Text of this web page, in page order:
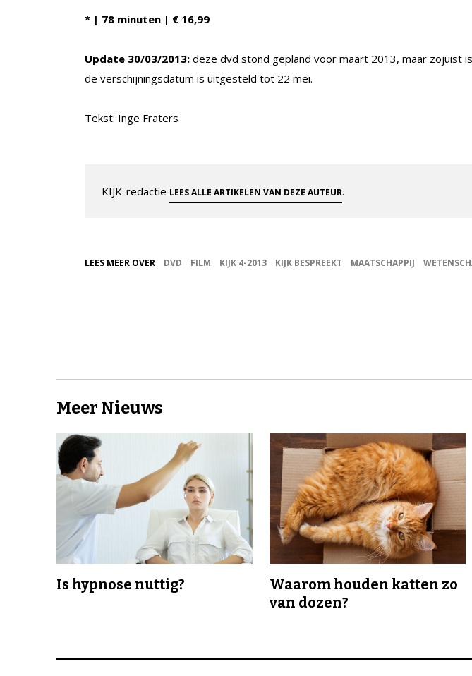
* | 78 minuten | € 16,99
Update 30/03/2013: deze dvd stond gepland voor maart 2013, maar zojuist
de verschijningsdatum is uitgesteld tot 22 mei.
Tekst: Inge Fraters
KIJK-redactie LEES ALLE ARTIKELEN VAN DEZE AUTEUR.
LEES MEER OVER DVD FILM KIJK 4-2013 KIJK BESPREEKT MAATSCHAPPIJ
Meer Nieuws
Is hypnose nuttig?
Waarom houden katten zo
van dozen?